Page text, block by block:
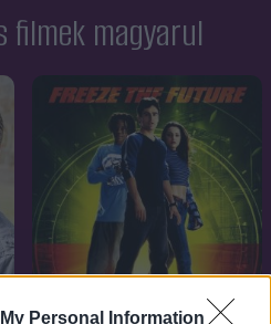
Personal Information
filmek magyarul